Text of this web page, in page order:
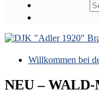
Willkommen bei
NEU –